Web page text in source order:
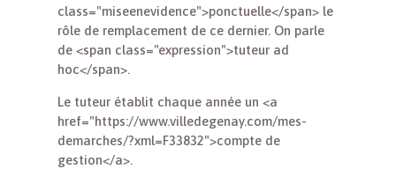
class="miseenevidence">ponctuelle</span> le
rôle de remplacement de ce dernier. On parle
de <span class="expression">tuteur ad
hoc</span>.
Le tuteur établit chaque année un <a
href="https://www.villedegenay.com/mes-
demarches/?xml=F33832">compte de
gestion</a>.